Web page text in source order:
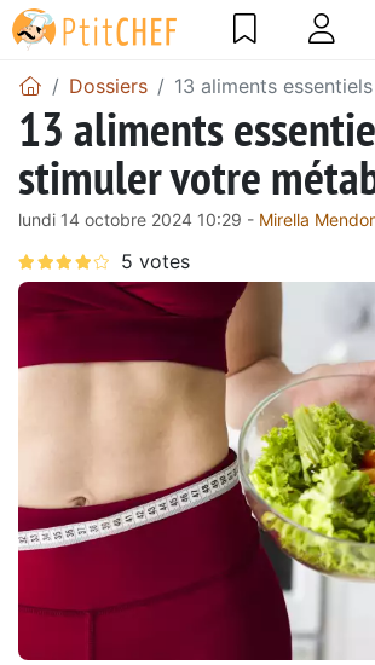
Dossiers 13 aliments
13 aliments
stimuler votre
lundi 14 octobre 2024 10:29 - Mirella